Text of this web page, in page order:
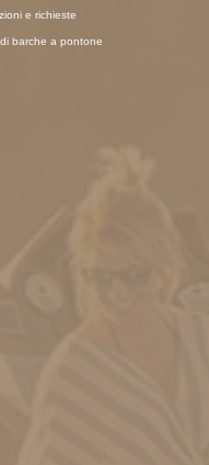
e richieste
barche a pontone